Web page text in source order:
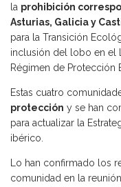
la prohibición
Asturias, Galicia y
para la Transición
inclusión del lobo en el
Régimen de Protección
Estas cuatro
protección y se han
para actualizar la
ibérico.
Lo han confirmado los
comunidad en la